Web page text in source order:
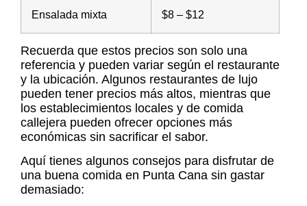
Ensalada mixta $8 – $12
Recuerda que estos precios son solo una
referencia y pueden variar según el restaurante
y la ubicación. Algunos restaurantes de lujo
pueden tener precios más altos, mientras que
los establecimientos locales y de comida
callejera pueden ofrecer opciones más
económicas sin sacrificar el sabor.
Aquí tienes algunos consejos para disfrutar de
una buena comida en Punta Cana sin gastar
demasiado: